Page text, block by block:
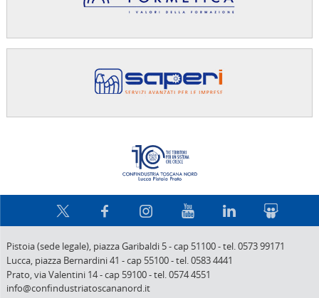
Pistoia (sede legale), piazza Garibaldi 5-cap 51100-tel. 0573 99171
Lucca, piazza Bernardini 41 -cap 55100-tel. 0583 4441
Prato,via Valentini 14-cap 59100-tel. 0574 4551
info@confindustriatoscananord.it